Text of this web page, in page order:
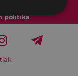
politika